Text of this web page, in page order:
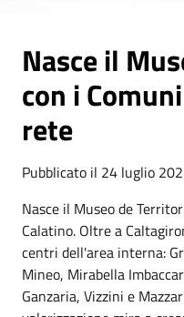
Nasce il
con i
rete
Pubblicato il 24 luglio
Nasce il Museo de
Calatino. Oltre a
centri dell'area interna:
Mineo, Mirabella
Ganzaria, Vizzini e